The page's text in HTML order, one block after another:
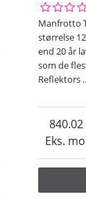
Manfrotto
størrelse
end 20 år
som de
Reflektors
Eks.
840.02